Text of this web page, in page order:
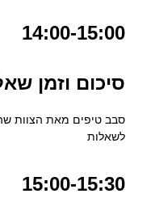
14:00-15:00
סיכום וזמן
סבב טיפים מאת הצוות
לשאלות
15:00-15:30